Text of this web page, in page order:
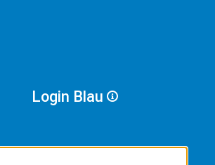
Login Blau